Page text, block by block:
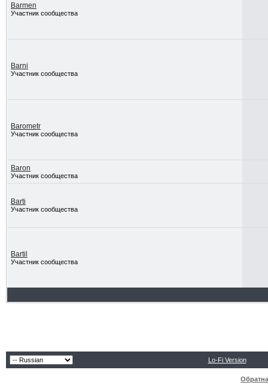
Barmen
Участник сообщества
Barni
Участник сообщества
Barometr
Участник сообщества
Baron
Участник сообщества
Barti
Участник сообщества
Bartil
Участник сообщества
Lo-Fi Version